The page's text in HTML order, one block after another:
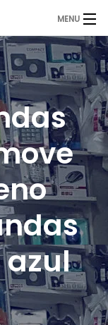
MENU